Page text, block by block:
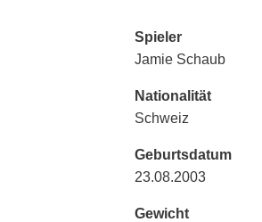
Spieler
Jamie Schaub
Nationalität
Schweiz
Geburtsdatum
23.08.2003
Gewicht